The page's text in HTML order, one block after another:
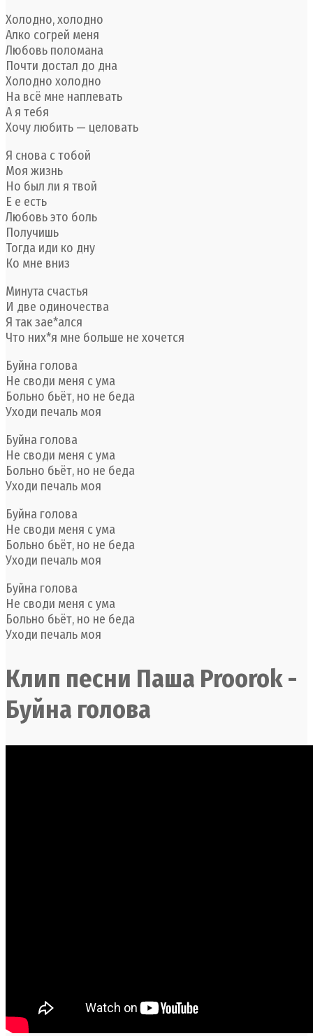
Холодно, холодно
Алко согрей меня
Любовь поломана
Почти достал до дна
Холодно холодно
На всё мне наплевать
А я тебя
Хочу любить — целовать
Я снова с тобой
Моя жизнь
Но был ли я твой
Е е есть
Любовь это боль
Получишь
Тогда иди ко дну
Ко мне вниз
Минута счастья
И две одиночества
Я так зае*ался
Что них*я мне больше не хочется
Буйна голова
Не своди меня с ума
Больно бьёт, но не беда
Уходи печаль моя
Буйна голова
Не своди меня с ума
Больно бьёт, но не беда
Уходи печаль моя
Буйна голова
Не своди меня с ума
Больно бьёт, но не беда
Уходи печаль моя
Буйна голова
Не своди меня с ума
Больно бьёт, но не беда
Уходи печаль моя
Клип песни Паша Proorok -
Буйна голова